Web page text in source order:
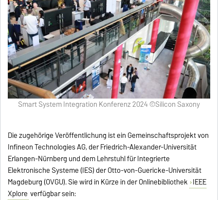
Smart System Integration Konferenz 2024 ©Silicon Saxony
Die zugehörige Veröffentlichung ist ein Gemeinschaftsprojekt von
Infineon Technologies AG, der Friedrich-Alexander-Universität
Erlangen-Nürnberg und dem Lehrstuhl für Integrierte
Elektronische Systeme (IES) der Otto-von-Guericke-Universität
Magdeburg (OVGU). Sie wird in Kürze in der Onlinebibliothek IEEE
Xplore verfügbar sein: